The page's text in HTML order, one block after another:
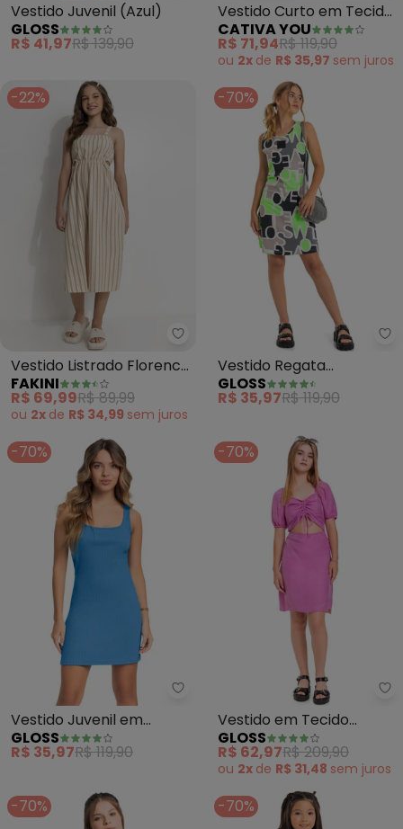
Vestido Juvenil (Azul)
GLOSS
R$ 41,97R$ 139,90
Vestido Curto em Tecido
Texturizado (Marrom)
CATIVA YOU
R$ 71,94R$ 119,90
ou 2x de R$ 35,97 sem juros
-22%
Fakini - Vestido Listrado
Vestido Listrado Florence
(Bege)
FAKINI
R$ 69,99R$ 89,99
ou 2x de R$ 34,99 sem juros
-70%
Vestido Regata
Estampado (Verde)
GLOSS
R$ 35,97R$ 119,90
-70%
Gloss - Vestido Juvenil em
Vestido Juvenil em
Ribana Canelada (Azul)
GLOSS
R$ 35,97R$ 119,90
-70%
Vestido em Tecido
Juvenil (Rosa)
GLOSS
R$ 62,97R$ 209,90
ou 2x de R$ 31,48 sem juros
-70% -70%